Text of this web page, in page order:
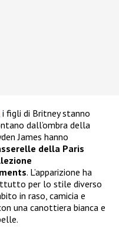
i figli di Britney stanno
dall’ombra della
James hanno
della Paris
. L’apparizione ha
per lo stile diverso
in raso, camicia e
una canottiera bianca e